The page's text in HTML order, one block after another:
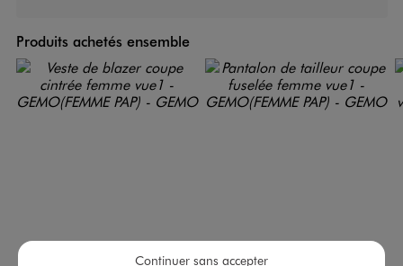
Produits achetés ensemble
Continuer sans accepter